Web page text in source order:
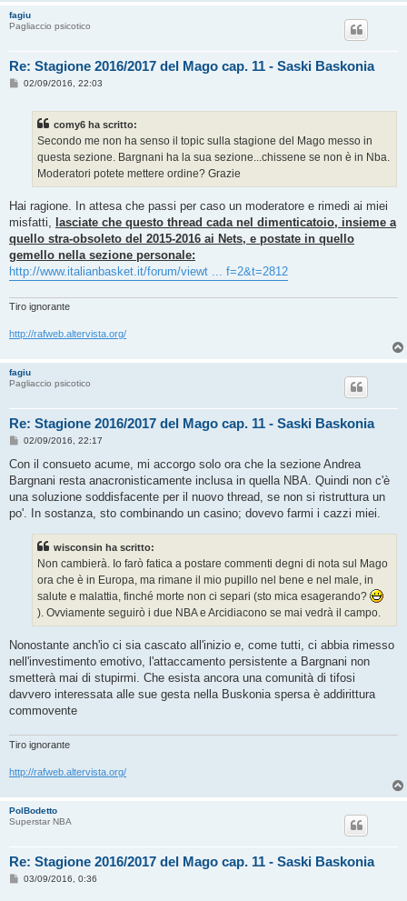
fagiu
Pagliaccio psicotico
Re: Stagione 2016/2017 del Mago cap. 11 - Saski Baskonia
M02/09/2016, 22:03
comy6 ha scritto:
Secondo me non ha senso il topic sulla stagione del Mago messo in
questa sezione. Bargnani ha la sua sezione...chissene se non è in Nba.
Moderatori potete mettere ordine? Grazie
Hai ragione. In attesa che passi per caso un moderatore e rimedi ai miei
misfatti, lasciate che questo thread cada nel dimenticatoio, insieme a
quello stra-obsoleto del 2015-2016 ai Nets, e postate in quello
gemello nella sezione personale:
http://www.italianbasket.it/forum/viewt ... f=2&t=2812
Tiro ignorante
http://rafweb.altervista.org/
fagiu
Pagliaccio psicotico
Re: Stagione 2016/2017 del Mago cap. 11 - Saski Baskonia
M
s
a
g
i
02/09/2016, 22:17
Con il consueto acume, mi accorgo solo ora che la sezione Andrea
Bargnani resta anacronisticamente inclusa in quella NBA. Quindi non c'è
una soluzione soddisfacente per il nuovo thread, se non si ristruttura un
po'. In sostanza, sto combinando un casino; dovevo farmi i cazzi miei.
wisconsin ha scritto:
Non cambierà. Io farò fatica a postare commenti degni di nota sul Mago
ora che è in Europa, ma rimane il mio pupillo nel bene e nel male, in
salute e malattia, finché morte non ci separi (sto mica esagerando?
). Ovviamente seguirò i due NBA e Arcidiacono se mai vedrà il campo.
Nonostante anch'io ci sia cascato all'inizio e, come tutti, ci abbia rimesso
nell'investimento emotivo, l'attaccamento persistente a Bargnani non
smetterà mai di stupirmi. Che esista ancora una comunità di tifosi
davvero interessata alle sue gesta nella Buskonia spersa è addirittura
commovente
Tiro ignorante
http://rafweb.altervista.org/
PolBodetto
Superstar NBA
Re: Stagione 2016/2017 del Mago cap. 11 - Saski Baskonia
M03/09/2016, 0:36